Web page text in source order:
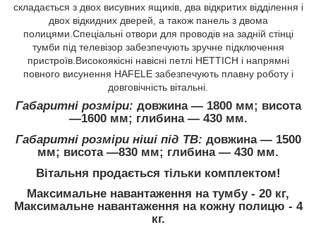
складається з двох висувних ящиків, два відкритих відділення і
двох відкидних дверей, а також панель з двома
полицями.Спеціальні отвори для проводів на задній стінці
тумби під телевізор забезпечують зручне підключення
пристроїв.Високоякісні навісні петлі HETTICH і напрямні
повного висунення HAFELE забезпечують плавну роботу і
довговічність вітальні.
Габаритні розміри: довжина ― 1800 мм; висота
―1600 мм; глибина ― 430 мм.
Габаритні розміри ніші під ТВ: довжина ― 1500
мм; висота ―830 мм; глибина ― 430 мм.
Вітальня продається тільки комплектом!
Максимальне навантаження на тумбу- 20 кг,
Максимальне навантаження на кожну полицю - 4
кг.